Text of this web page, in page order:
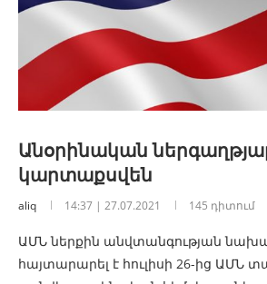
Անօրինական
կարտաքսվեն
aliq 14:37 | 27.07.2021 145 դիտում
ԱՄՆ ներքին անվտանգության
հայտարարել է հուլիսի 26-ից ԱՄՆ